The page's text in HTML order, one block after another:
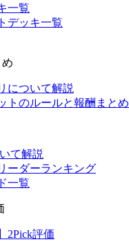
一覧
デッキ一覧
について解説
トのルールと報酬まとめ
て解説
ーダーランキング
一覧
2Pick評価